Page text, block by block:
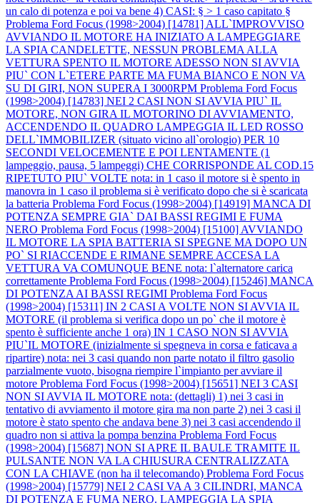
un calo di potenza e poi va bene 4) CASI: § > 1 caso capitato §
Problema Ford Focus (1998>2004) [14781] ALL`IMPROVVISO
AVVIANDO IL MOTORE HA INIZIATO A LAMPEGGIARE
LA SPIA CANDELETTE, NESSUN PROBLEMA ALLA
VETTURA SPENTO IL MOTORE ADESSO NON SI AVVIA
PIU` CON L`ETERE PARTE MA FUMA BIANCO E NON VA
SU DI GIRI, NON SUPERA I 3000RPM Problema Ford Focus
(1998>2004) [14783] NEI 2 CASI NON SI AVVIA PIU` IL
MOTORE, NON GIRA IL MOTORINO DI AVVIAMENTO,
ACCENDENDO IL QUADRO LAMPEGGIA IL LED ROSSO
DELL`IMMOBILIZER (situato vicino all`orologio) PER 10
SECONDI VELOCEMENTE E POI LENTAMENTE (1
lampeggio, pausa, 5 lampeggi) CHE CORRISPONDE AL COD.15
RIPETUTO PIU` VOLTE nota: in 1 caso il motore si è spento in
manovra in 1 caso il problema si è verificato dopo che si è scaricata
la batteria Problema Ford Focus (1998>2004) [14919] MANCA DI
POTENZA SEMPRE GIA` DAI BASSI REGIMI E FUMA
NERO Problema Ford Focus (1998>2004) [15100] AVVIANDO
IL MOTORE LA SPIA BATTERIA SI SPEGNE MA DOPO UN
PO` SI RIACCENDE E RIMANE SEMPRE ACCESA LA
VETTURA VA COMUNQUE BENE nota: l`alternatore carica
correttamente Problema Ford Focus (1998>2004) [15246] MANCA
DI POTENZA AI BASSI REGIMI Problema Ford Focus
(1998>2004) [15311] IN 2 CASI A VOLTE NON SI AVVIA IL
MOTORE (il problema si verifica dopo un po` che il motore è
spento è sufficiente anche 1 ora) IN 1 CASO NON SI AVVIA
PIU`IL MOTORE (inizialmente si spegneva in corsa e faticava a
ripartire) nota: nei 3 casi quando non parte notato il filtro gasolio
parzialmente vuoto, bisogna riempire l`impianto per avviare il
motore Problema Ford Focus (1998>2004) [15651] NEI 3 CASI
NON SI AVVIA IL MOTORE nota: (dettagli) 1) nei 3 casi in
tentativo di avviamento il motore gira ma non parte 2) nei 3 casi il
motore è stato spento che andava bene 3) nei 3 casi accendendo il
quadro non si attiva la pompa benzina Problema Ford Focus
(1998>2004) [15687] NON SI APRE IL BAULE TRAMITE IL
PULSANTE NON VA LA CHIUSURA CENTRALIZZATA
CON LA CHIAVE (non ha il telecomando) Problema Ford Focus
(1998>2004) [15779] NEI 2 CASI VA A 3 CILINDRI, MANCA
DI POTENZA E FUMA NERO. LAMPEGGIA LA SPIA